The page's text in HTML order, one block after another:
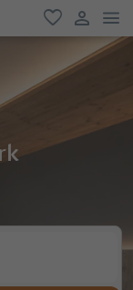
ulubione
link